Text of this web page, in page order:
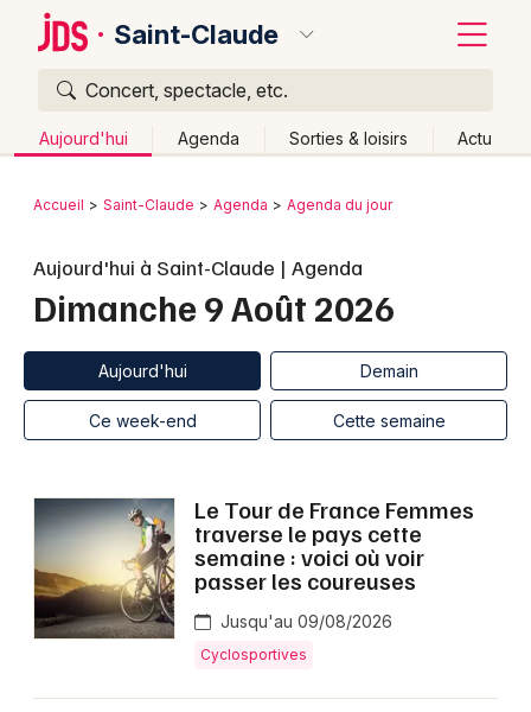
Saint-Claude
Concert, spectacle, etc.
Aujourd'hui Agenda Sorties & loisirs Actu
Publier un événement
Grands événements
Activité & Expérience
Foires & salons
Spectacles
Concerts
Sports
Colmar
Lille
Lyon
Marseille
Mulhouse
Montpellier
Nantes
Nice
Retour
Accueil Saint-Claude Agenda Agenda du jour
Aujourd'hui à Saint-Claude | Agenda
Dimanche 9 Août 2026
Aujourd'hui Demain
Ce week-end Cette semaine
Le Tour de France Femmes
traverse le pays cette
semaine : voici où voir
passer les coureuses
Jusqu'au 09/08/2026
Cyclosportives
Quoi ?
Où ?
Partout
Près de moi Changer de lieu
Quand ?
Effacer les dates
Aujourd'hui
Demain Ce week-end Autre